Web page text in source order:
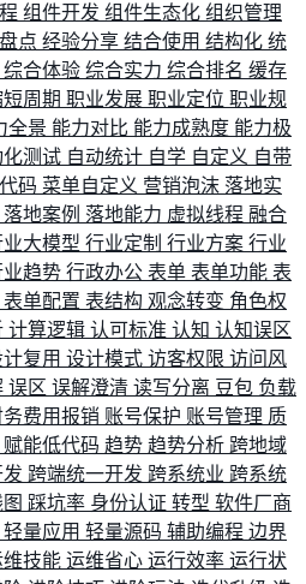
组件开发 组件生态化 组织管理
点 经验分享 结合使用 结构化 统
综合体验 综合实力 综合排名 缓存
周期 职业发展 职业定位 职业规
全景 能力对比 能力成熟度 能力极
化测试 自动统计 自学 自定义 自带
码 菜单自定义 营销泡沫 落地实
落地案例 落地能力 虚拟线程 融合
业大模型 行业定制 行业方案 行业
业趋势 行政办公 表单 表单功能 表
表单配置 表结构 观念转变 角色权
计算逻辑 认可标准 认知 认知误区
复用 设计模式 访客权限 访问风
误区 误解澄清 读写分离 豆包 负载
务费用报销 账号保护 账号管理 质
赋能低代码 趋势 趋势分析 跨地域
跨端统一开发 跨系统业 跨系统
踩坑率 身份认证 转型 软件厂商
轻量应用 轻量源码 辅助编程 边界
维技能 运维省心 运行效率 运行状